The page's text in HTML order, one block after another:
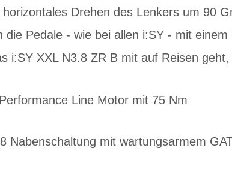
Drehen des Lenkers um 90
Pedale - wie bei allen i:SY - mit
i:SY XXL N3.8 ZR B mit auf Reisen
Line Motor mit 75 Nm
Nabenschaltung mit wartungsarmem